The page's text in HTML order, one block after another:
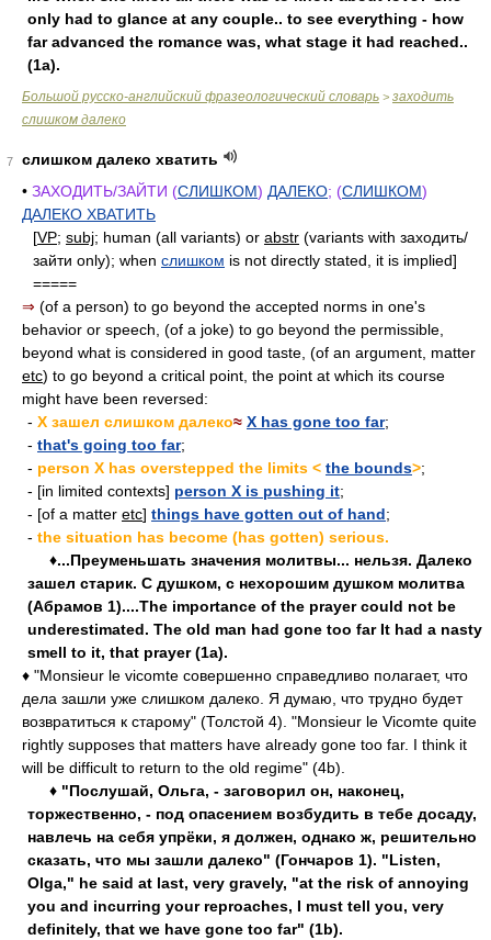
only had to glance at any couple.. to see everything - how
far advanced the romance was, what stage it had reached..
(1a).
Большой русско-английский фразеологический словарь > заходить
слишком далеко
7
слишком далеко хватить
• ЗАХОДИТЬ/ЗАЙТИ (СЛИШКОМ) ДАЛЕКО; (СЛИШКОМ)
ДАЛЕКО ХВАТИТЬ
[VP; subj; human (all variants) or abstr (variants with заходить/
зайти only); when слишком is not directly stated, it is implied]
=====
⇒ (of a person) to go beyond the accepted norms in one's
behavior or speech, (of a joke) to go beyond the permissible,
beyond what is considered in good taste, (of an argument, matter
etc) to go beyond a critical point, the point at which its course
might have been reversed:
- X зашел слишком далеко≈ X has gone too far;
- that's going too far;
- person X has overstepped the limits < the bounds>;
- [in limited contexts] person X is pushing it;
- [of a matter etc] things have gotten out of hand;
- the situation has become (has gotten) serious.
♦...Преуменьшать значения молитвы... нельзя. Далеко
зашел старик. С душком, с нехорошим душком молитва
(Абрамов 1)....The importance of the prayer could not be
underestimated. The old man had gone too far It had a nasty
smell to it, that prayer (1a).
♦ "Monsieur le vicomte совершенно справедливо полагает, что
дела зашли уже слишком далеко. Я думаю, что трудно будет
возвратиться к старому" (Толстой 4). "Monsieur le Vicomte quite
rightly supposes that matters have already gone too far. I think it
will be difficult to return to the old regime" (4b).
♦ "Послушай, Ольга, - заговорил он, наконец,
торжественно, - под опасением возбудить в тебе досаду,
навлечь на себя упрёки, я должен, однако ж, решительно
сказать, что мы зашли далеко" (Гончаров 1). "Listen,
Olga," he said at last, very gravely, "at the risk of annoying
you and incurring your reproaches, I must tell you, very
definitely, that we have gone too far" (1b).